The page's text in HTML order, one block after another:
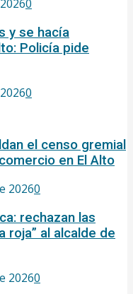
0
y se hacía
Policía pide
0
el censo gremial
en El Alto
20260
rechazan las
roja” al alcalde de
20260